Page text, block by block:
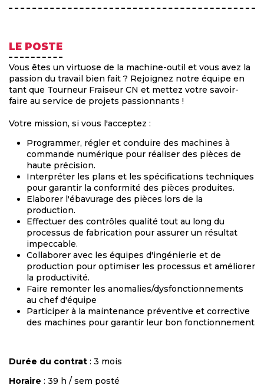
LE POSTE
Vous êtes un virtuose de la machine-outil et vous avez la
passion du travail bien fait ? Rejoignez notre équipe en
tant que Tourneur Fraiseur CN et mettez votre savoir-
faire au service de projets passionnants !
Votre mission, si vous l'acceptez :
Programmer, régler et conduire des machines à
commande numérique pour réaliser des pièces de
haute précision.
Interpréter les plans et les spécifications techniques
pour garantir la conformité des pièces produites.
Elaborer l'ébavurage des pièces lors de la
production.
Effectuer des contrôles qualité tout au long du
processus de fabrication pour assurer un résultat
impeccable.
Collaborer avec les équipes d'ingénierie et de
production pour optimiser les processus et améliorer
la productivité.
Faire remonter les anomalies/dysfonctionnements
au chef d'équipe
Participer à la maintenance préventive et corrective
des machines pour garantir leur bon fonctionnement
Durée du contrat : 3 mois
Horaire : 39 h / sem posté